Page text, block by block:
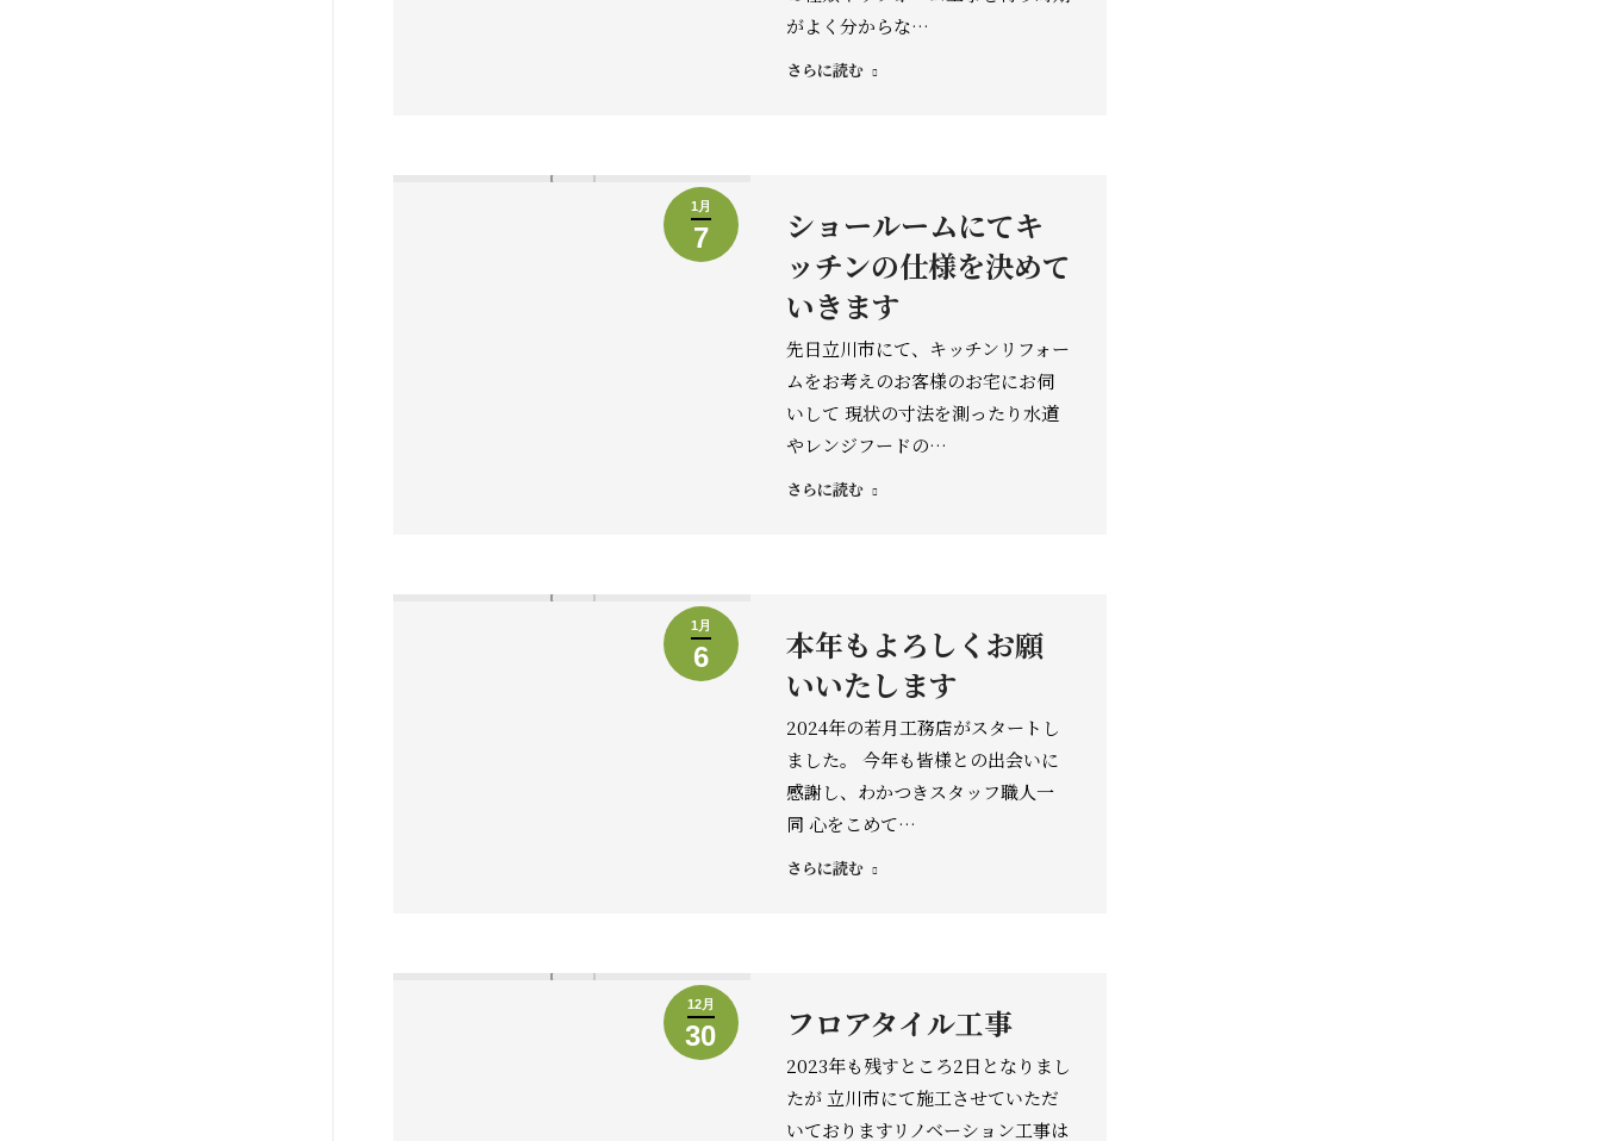
がよく分からな…
さらに読む
1月
7
ショールームにてキ
ッチンの仕様を決めて
いきます
先日立川市にて、キッチンリフォー
ムをお考えのお客様のお宅にお伺
いして 現状の寸法を測ったり水道
やレンジフードの…
さらに読む
1月
6
本年もよろしくお願
いいたします
2024年の若月工務店がスタートし
ました。 今年も皆様との出会いに
感謝し、わかつきスタッフ職人一
同 心をこめて…
さらに読む
12月
30 フロアタイル工事
2023年も残すところ2日となりまし
たが 立川市にて施工させていただ
いておりますリノベーション工事は